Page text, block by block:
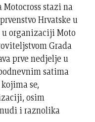
stazi na
Hrvatske u
u organizaciji Moto
Grada
prve nedjelje u
satima
se,
osim
i raznolika